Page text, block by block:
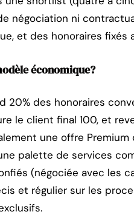
négociation ni
et des honoraires fixés
économique?
20% des honoraires
le client final 100, et
une offre
palette de services
(négociée avec les
et régulier sur les